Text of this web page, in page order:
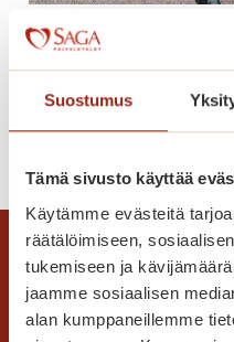
Suostumus
Tämä sivusto käyttää
Käytämme evästeitä
räätälöimiseen,
tukemiseen ja
jaamme sosiaalisen
alan kumppaneillemme
Tikanheittoa